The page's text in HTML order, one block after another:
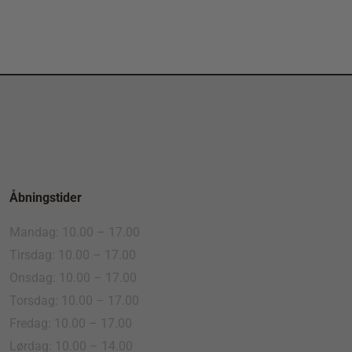
Åbningstider
Mandag: 10.00 – 17.00
Tirsdag: 10.00 – 17.00
Onsdag: 10.00 – 17.00
Torsdag: 10.00 – 17.00
Fredag: 10.00 – 17.00
Lørdag: 10.00 – 14.00